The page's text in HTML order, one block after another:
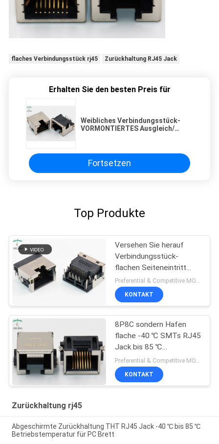
flaches Verbindungsstück rj45 Zurückhaltung RJ45 Jack
Erhalten Sie den besten Preis für
Weibliches Verbindungsstück-
VORMONTIERTES Ausgleich/
Sie Montage
Fortsetzen
Top Produkte
Versehen Sie herauf
Verbindungsstück-
flachen Seiteneintritt
konformes RoHS 1x1
8P8C RJ45 mit Laschen
Preferential & Competitive MOQ:3000
KONTAKT
8P8C sondern Hafen
flache -40 ℃ SMTs RJ45
Jack bis 85 ℃
Betriebstemperatur ausPreferential & Competitive MOQ:1000
KONTAKT
Zurückhaltung rj45
Abgeschirmte Zurückhaltung THT RJ45 Jack -40 ℃ bis 85 ℃
Betriebstemperatur für PC Brett